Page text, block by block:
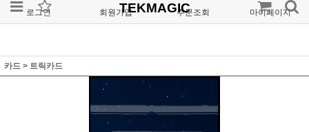
로그인 회원가입 주문조회 마이페이지
TEKMAGIC
카드 > 트릭카드